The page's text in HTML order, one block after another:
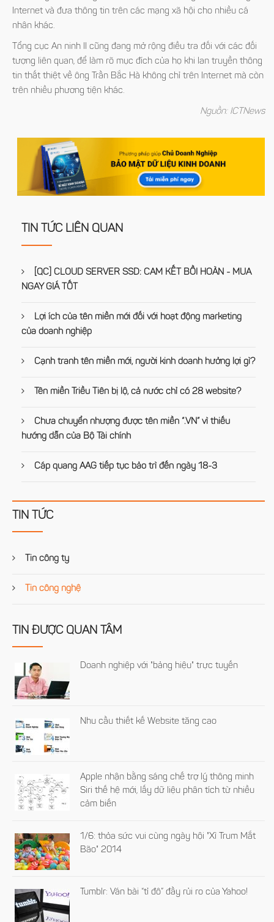
Internet và đưa thông tin trên các mạng xã hội cho nhiều cá
nhân khác.
Tổng cục An ninh II cũng đang mở rộng điều tra đối với các đối
tượng liên quan, để làm rõ mục đích của họ khi lan truyền thông
tin thất thiệt về ông Trần Bắc Hà không chỉ trên Internet mà còn
trên nhiều phương tiện khác.
Nguồn: ICTNews
TIN TỨC LIÊN QUAN
[QC] CLOUD SERVER SSD: CAM KẾT BỒI HOÀN - MUA
NGAY GIÁ TỐT
Lợi ích của tên miền mới đối với hoạt động marketing
của doanh nghiệp
Cạnh tranh tên miền mới, người kinh doanh hưởng lợi gì?
Tên miền Triều Tiên bị lộ, cả nước chỉ có 28 website?
Chưa chuyển nhượng được tên miền “.VN” vì thiếu
hướng dẫn của Bộ Tài chính
Cáp quang AAG tiếp tục bảo trì đến ngày 18-3
TIN TỨC
Tin công ty
Tin công nghệ
TIN ĐƯỢC QUAN TÂM
Doanh nghiệp với "bảng hiệu" trực tuyến
Nhu cầu thiết kế Website tăng cao
Apple nhận bằng sáng chế trợ lý thông minh
Siri thế hệ mới, lấy dữ liệu phân tích từ nhiều
cảm biến
1/6: thỏa sức vui cùng ngày hội "Xì Trum Mắt
Bão" 2014
Tumblr: Ván bài “tỉ đô” đầy rủi ro của Yahoo!